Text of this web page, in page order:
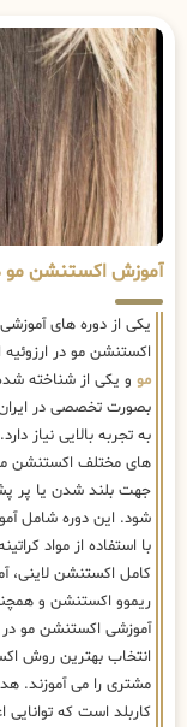
آموزش اکستنشن مو
یکی از دوره های
اکستنشن مو در
مو و یکی از شناخته
بصورت تخصصی در
به تجربه بالایی نیاز
های مختلف اکستنشن
جهت بلند شدن یا پر
شود. این دوره شامل
با استفاده از مواد
کامل اکستنشن
ریموو اکستنشن و
آموزشی اکستنشن مو در
انتخاب بهترین روش
مشتری را می آموزند.
کاربلد است که